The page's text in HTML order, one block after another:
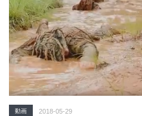
動画 2018-05-29